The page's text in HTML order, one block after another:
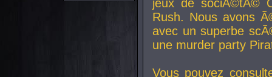
jeux de sociÃ©tÃ©
Rush. Nous avons
avec un superbe
une murder party
Vous pouvez